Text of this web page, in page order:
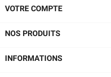
VOTRE COMPTE
NOS PRODUITS
INFORMATIONS